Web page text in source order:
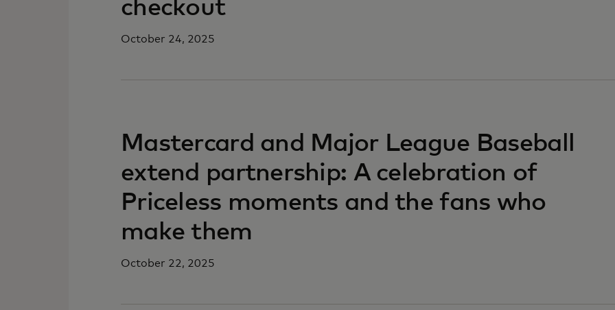
checkout
October 24, 2025
Mastercard and Major League Baseball
extend partnership: A celebration of
Priceless moments and the fans who
make them
October 22, 2025